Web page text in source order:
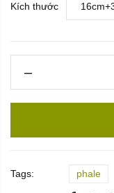
Kích thước
Tags: phale